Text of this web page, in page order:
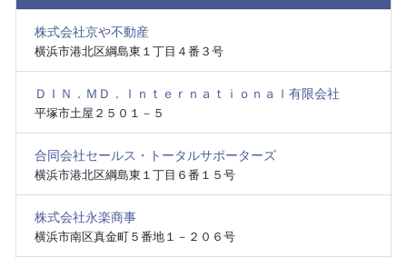
株式会社京や不動産
横浜市港北区綱島東１丁目４番３号
ＤＩＮ．ＭＤ．Ｉｎｔｅｒｎａｔｉｏｎａｌ有限会社
平塚市土屋２５０１－５
合同会社セールス・トータルサポーターズ
横浜市港北区綱島東１丁目６番１５号
株式会社永楽商事
横浜市南区真金町５番地１－２０６号